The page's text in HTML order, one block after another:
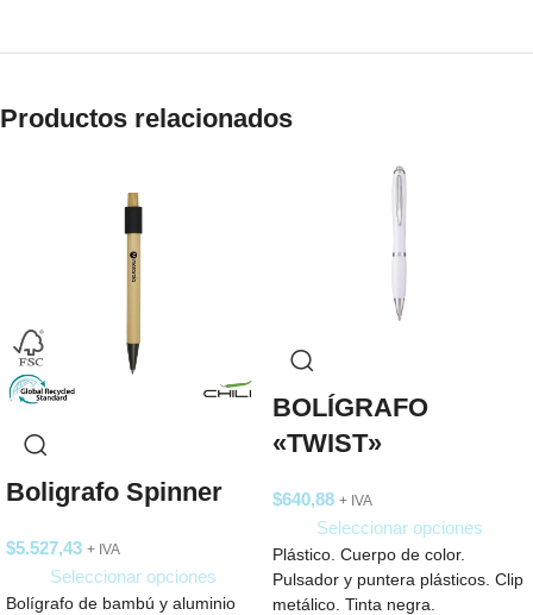
Productos relacionados
Boligrafo Spinner
$5.527,43 + IVA
Seleccionar opciones
Bolígrafo de bambú y aluminio
BOLÍGRAFO
«TWIST»
$640,88 + IVA
Seleccionar opciones
Plástico. Cuerpo de color.
Pulsador y puntera plásticos. Clip
metálico. Tinta negra.